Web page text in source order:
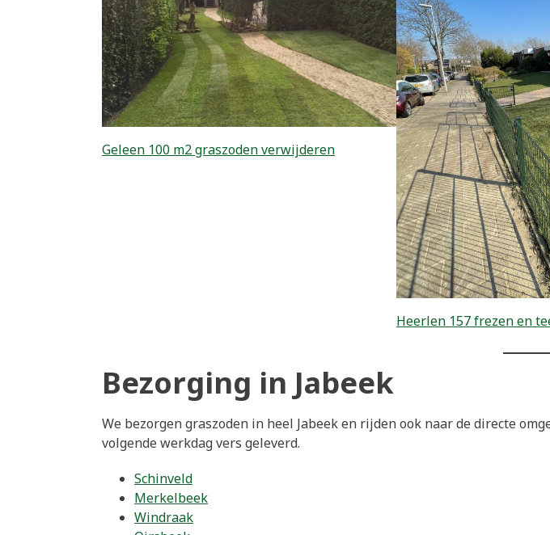
Geleen 100 m2 graszoden verwijderen
Heerlen 157 frezen en
Bezorging in Jabeek
We bezorgen graszoden in heel Jabeek en rijden ook naar de directe
volgende werkdag vers geleverd.
Schinveld
Merkelbeek
Windraak